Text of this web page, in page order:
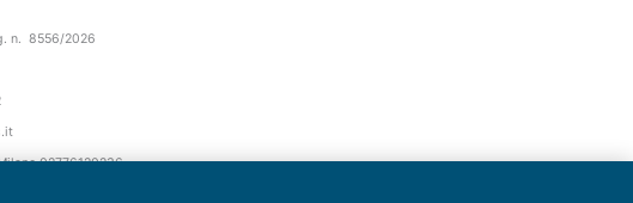
n. 8556/2026
02776120236